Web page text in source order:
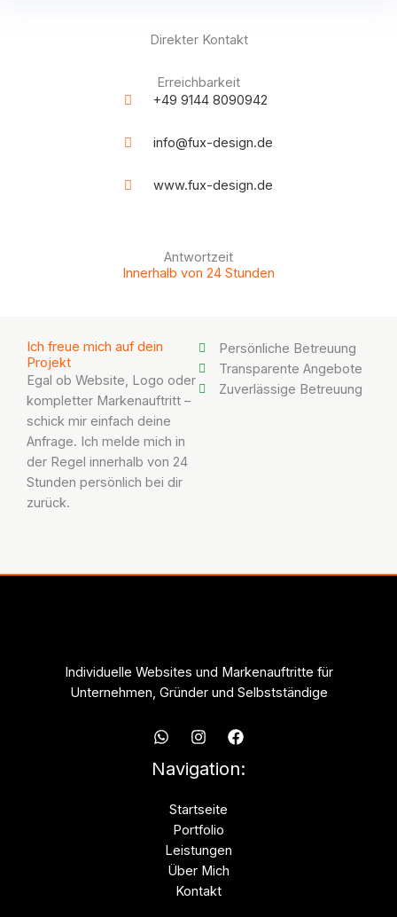
Direkter Kontakt
Erreichbarkeit
+49 9144 8090942
info@fux-design.de
www.fux-design.de
Antwortzeit
Innerhalb von 24 Stunden
Ich freue mich auf dein
Projekt
Egal ob Website, Logo oder
kompletter Markenauftritt –
schick mir einfach deine
Anfrage. Ich melde mich in
der Regel innerhalb von 24
Stunden persönlich bei dir
zurück.
Persönliche Betreuung
Transparente Angebote
Zuverlässige Betreuung
Individuelle Websites und Markenauftritte für
Unternehmen, Gründer und Selbstständige
Navigation:
Startseite
Portfolio
Leistungen
Über Mich
Kontakt